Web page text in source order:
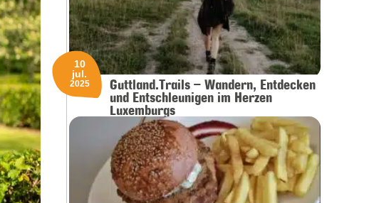
Guttland.Trails – Wandern, Entdecken
und Entschleunigen im Herzen
Luxemburgs
10
jul.
2025